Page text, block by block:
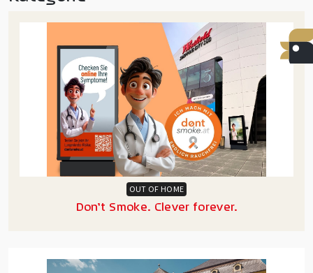
OUT OF HOME
Don’t Smoke. Clever forever.